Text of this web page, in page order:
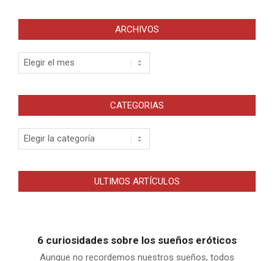
ARCHIVOS
Archivos
CATEGORIAS
Categorias
ULTIMOS ARTÍCULOS
6 curiosidades sobre los sueños eróticos
Aunque no recordemos nuestros sueños, todos